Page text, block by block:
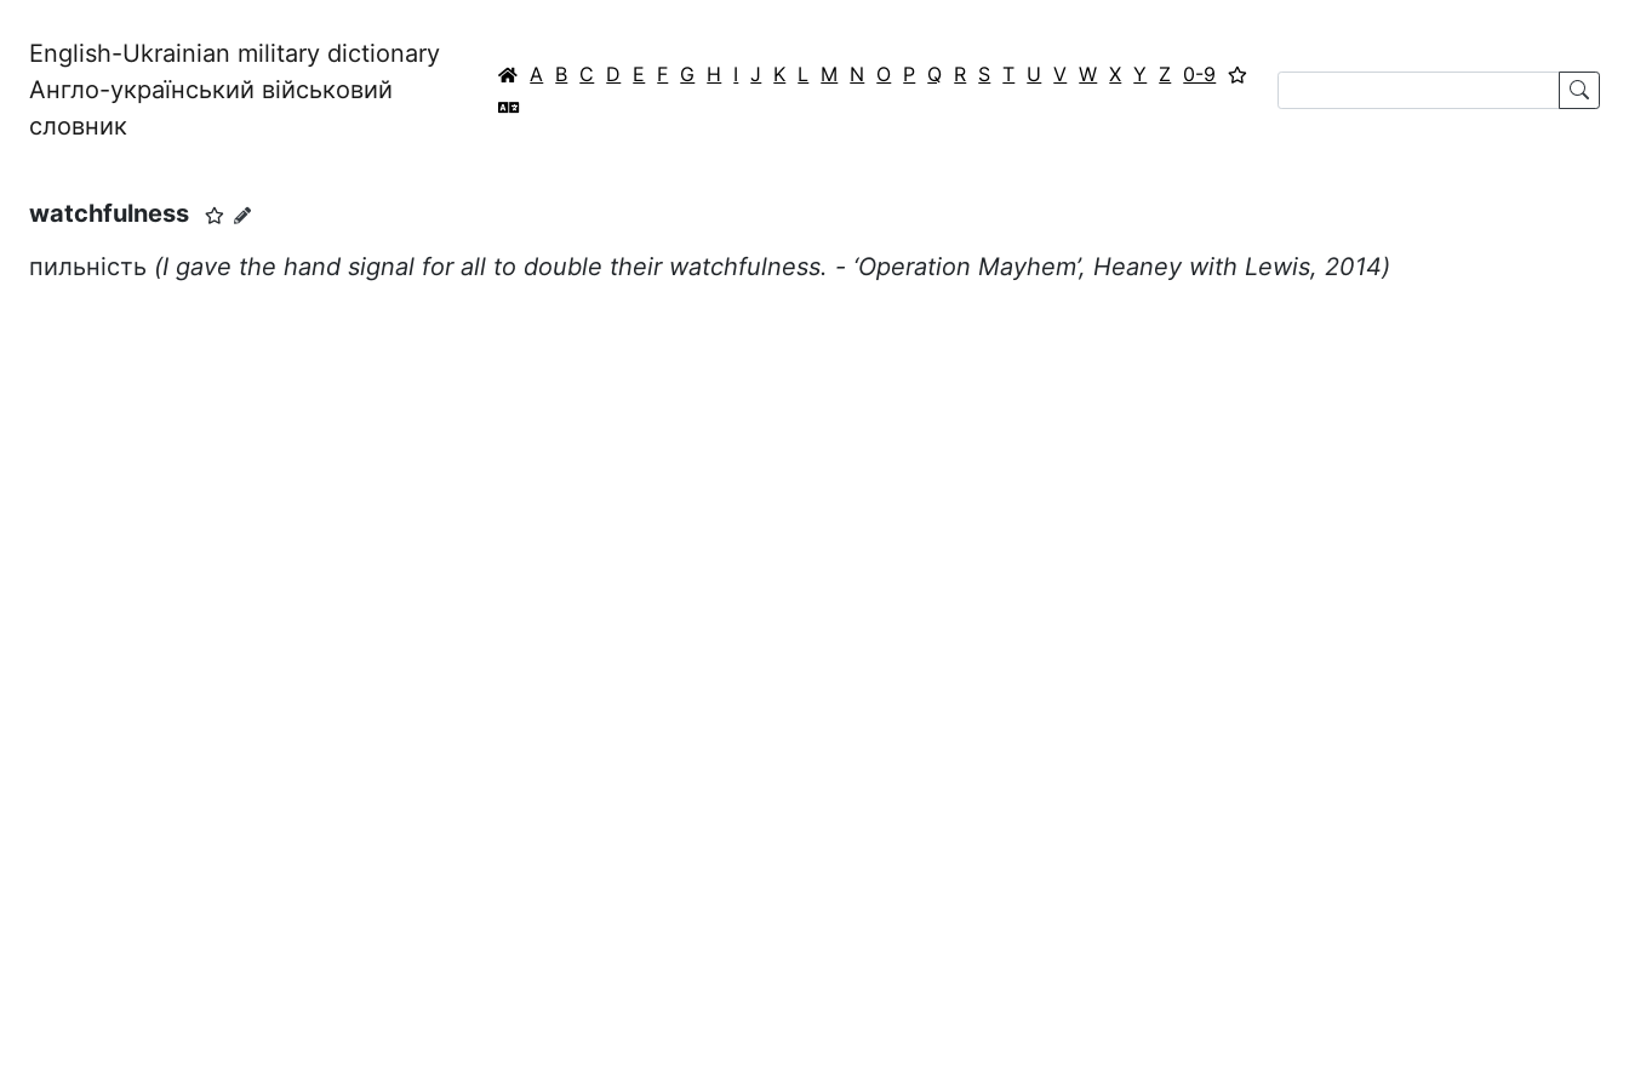
English-Ukrainian military dictionary
Англо-український військовий
словник
A B C D E F G H I J K L M N O P Q R S T U V W X Y Z 0-9
watchfulness
пильність (I gave the hand signal for all to double their watchfulness. - ‘Operation Mayhem’, Heaney with Lewis, 2014)